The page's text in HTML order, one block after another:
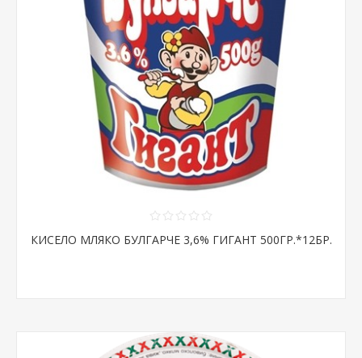
КИСЕЛО МЛЯКО БУЛГАРЧЕ 3,6% ГИГАНТ 500ГР.*12БР.